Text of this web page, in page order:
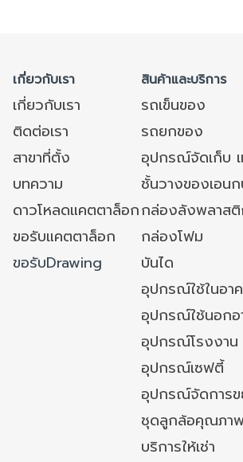
เกี่ยวกับเรา สินค้าและบริการ
เกี่ยวกับเรา รถเข็นของ
ติดต่อเรา
รถยกของ
สาขาที่ตั้ง
อุปกรณ์จัดเก็บ
บทความ
ชั้นวางของเอน
ดาวโหลดแคตตาล็อกกล่องลังพลาส
ขอรับแคตตาล็อก
กล่องโฟม
ขอรับDrawing
บันได
อุปกรณ์ใช้ในอา
อุปกรณ์ใช้นอกอ
อุปกรณ์โรงงาน
อุปกรณ์เซฟตี้
อุปกรณ์จัดการข
ชุดลูกล้อคุณภา
บริการให้เช่า